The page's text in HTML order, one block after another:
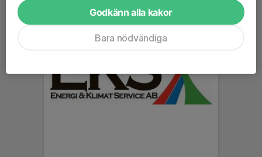
Godkänn alla kakor
Bara nödvändiga